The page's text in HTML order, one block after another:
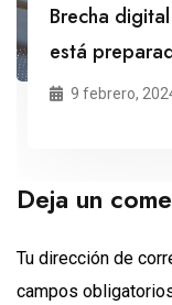
Brecha
está
9 febrero,
Deja un
Tu dirección de
campos